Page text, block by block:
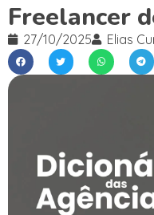
Freelancer
27/10/2025 Elias